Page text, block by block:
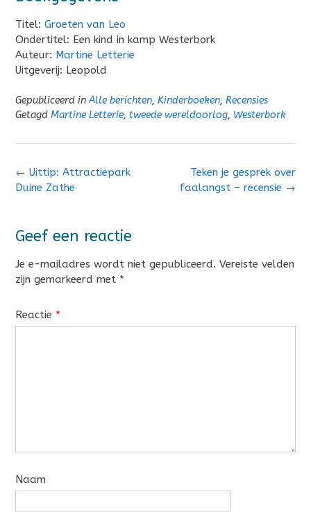
Titel: Groeten van Leo
Ondertitel: Een kind in kamp Westerbork
Auteur: Martine Letterie
Uitgeverij: Leopold
Gepubliceerd inAlle berichten, Kinderboeken, Recensies
Getagd Martine Letterie, tweede wereldoorlog, Westerbork
Bericht
navigatie
Teken je gesprek over
faalangst – recensie →
← Uittip: Attractiepark
Duine Zathe
Geef een reactie
Je e-mailadres wordt niet gepubliceerd. Vereiste velden
zijn gemarkeerd met *
Reactie *
Naam